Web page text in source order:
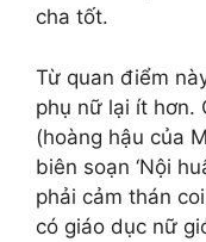
cha tốt.
Từ quan điểm
phụ nữ lại ít hơn.
(hoàng hậu của
biên soạn ‘Nội
phải cảm thán
có giáo dục nữ